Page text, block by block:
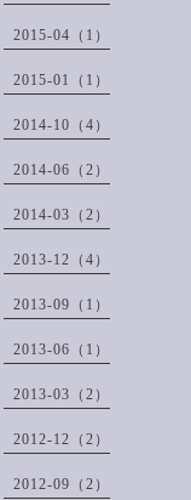
2015-04（1）
2015-01（1）
2014-10（4）
2014-06（2）
2014-03（2）
2013-12（4）
2013-09（1）
2013-06（1）
2013-03（2）
2012-12（2）
2012-09（2）